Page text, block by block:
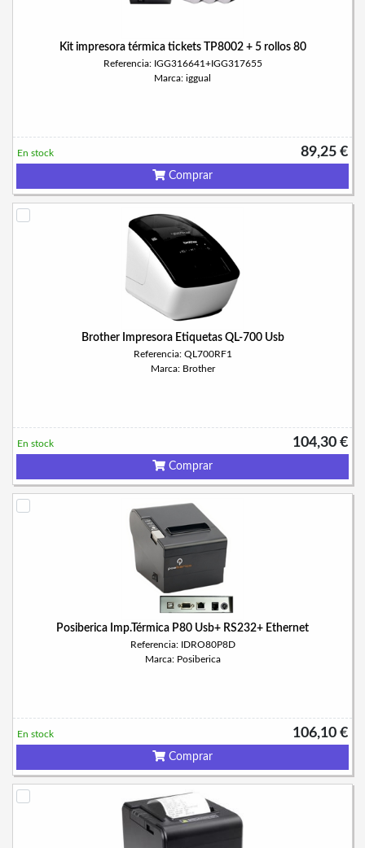
Kit impresora térmica tickets TP8002 + 5 rollos 80
Referencia: IGG316641+IGG317655
Marca: iggual
89,25 €
En stock
Comprar
Brother Impresora Etiquetas QL-700 Usb
Referencia: QL700RF1
Marca: Brother
104,30 €
En stock
Comprar
Posiberica Imp.Térmica P80 Usb+ RS232+ Ethernet
Referencia: IDRO80P8D
Marca: Posiberica
106,10 €
En stock
Comprar